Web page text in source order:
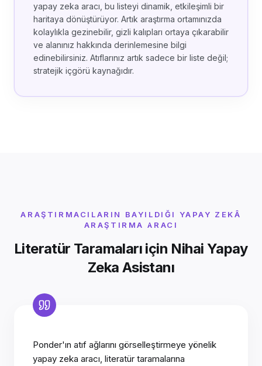
yapay zeka aracı, bu listeyi dinamik, etkileşimli bir
haritaya dönüştürüyor. Artık araştırma ortamınızda
kolaylıkla gezinebilir, gizli kalıpları ortaya çıkarabilir
ve alanınız hakkında derinlemesine bilgi
edinebilirsiniz. Atıflarınız artık sadece bir liste değil;
stratejik içgörü kaynağıdır.
ARAŞTIRMACILARIN BAYILDIĞI YAPAY ZEKÂ
ARAŞTIRMA ARACI
Literatür Taramaları için Nihai Yapay
Zeka Asistanı
Ponder'ın atıf ağlarını görselleştirmeye yönelik
yapay zeka aracı, literatür taramalarına